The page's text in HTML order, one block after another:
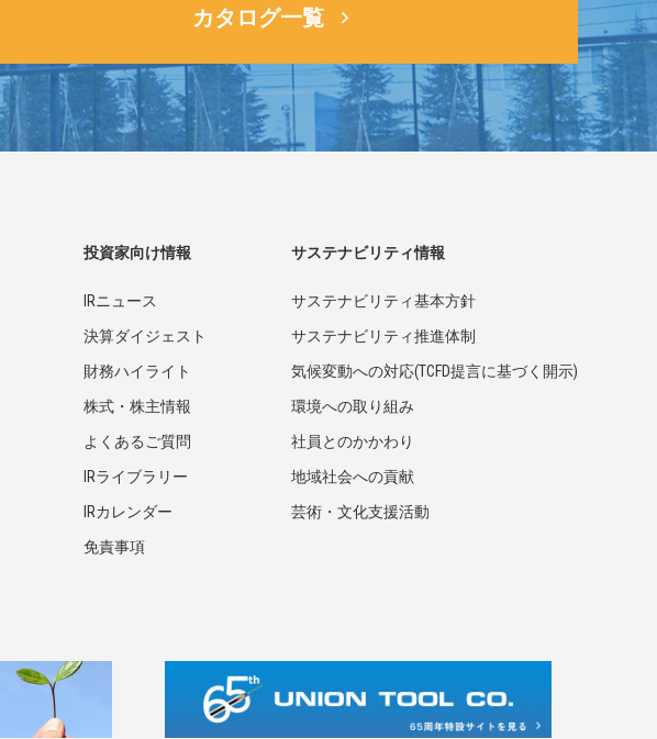
カタログ一覧
投資家向け情報
IRニュース
決算ダイジェスト
財務ハイライト
株式・株主情報
よくあるご質問
IRライブラリー
IRカレンダー
免責事項
サステナビリティ情報
サステナビリティ基本方針
サステナビリティ推進体制
気候変動への対応(TCFD提言に基づく開示)
環境への取り組み
社員とのかかわり
地域社会への貢献
芸術・文化支援活動